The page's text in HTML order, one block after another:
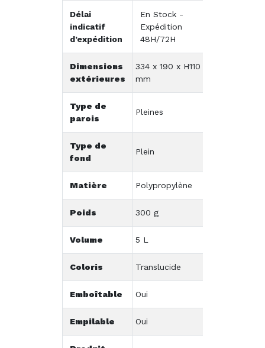
Délai
indicatif
d’expédition
En Stock -
Expédition
48H/72H
Dimensions
extérieures
334 x 190 x H110
mm
Type de
parois
Pleines
Type de
fond
Plein
Matière Polypropylène
Poids 300 g
Volume 5 L
Coloris Translucide
Emboîtable Oui
Empilable Oui